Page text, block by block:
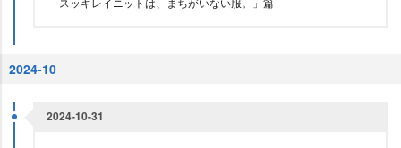
2024-10
2024-10-31